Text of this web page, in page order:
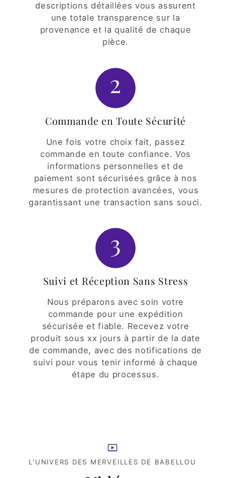
descriptions détaillées vous assurent
une totale transparence sur la
provenance et la qualité de chaque
pièce.
2
Commande en Toute Sécurité
Une fois votre choix fait, passez
commande en toute confiance. Vos
informations personnelles et de
paiement sont sécurisées grâce à nos
mesures de protection avancées, vous
garantissant une transaction sans souci.
3
Suivi et Réception Sans Stress
Nous préparons avec soin votre
commande pour une expédition
sécurisée et fiable. Recevez votre
produit sous xx jours à partir de la date
de commande, avec des notifications de
suivi pour vous tenir informé à chaque
étape du processus.
L'UNIVERS DES MERVEILLES DE BABELLOU